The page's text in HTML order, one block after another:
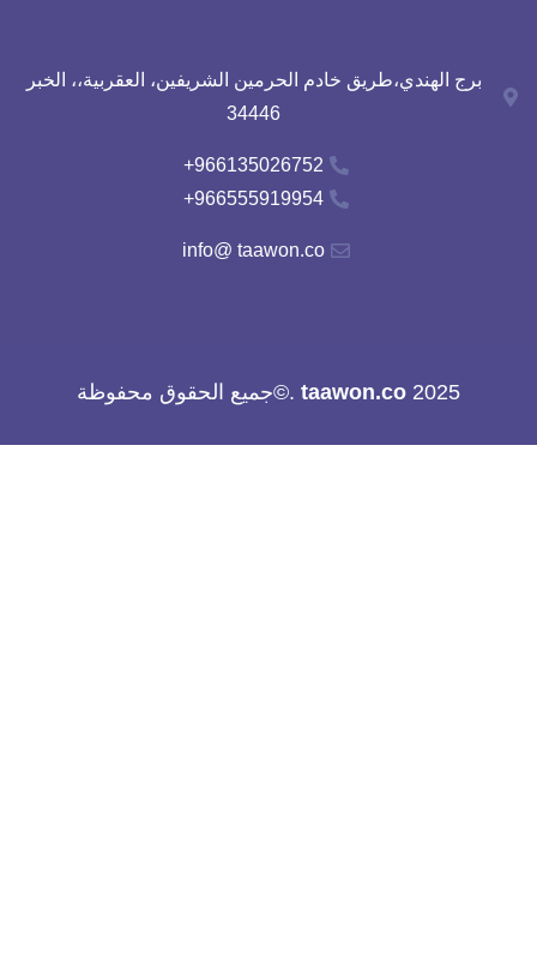
برج الهندي،طريق خادم الحرمين الشريفين، العقربية،، الخبر
34446
966135026752+
966555919954+
info@ taawon.co
2025
taawon.co.©جميع الحقوق محفوظة